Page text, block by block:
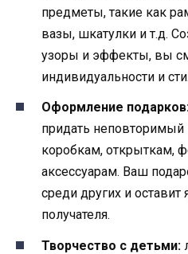
предметы, такие как
вазы, шкатулки и т.д.
узоры и эффекты, вы
индивидуальности и
Оформление
придать
коробкам, открыткам,
аксессуарам. Ваш
среди других и оставит
получателя.
Творчество с детьми: